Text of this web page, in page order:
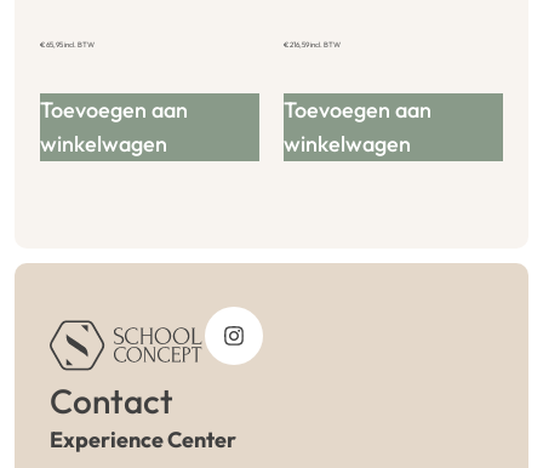
€65,95incl. BTW
Toevoegen aan
winkelwagen
€216,59incl. BTW
Toevoegen aan
winkelwagen
Contact
Experience Center